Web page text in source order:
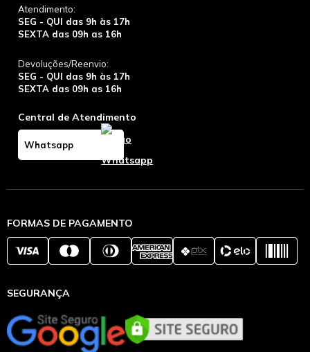
Atendimento:
SEG - QUI das 9h às 17h
SEXTA das 09h as 16h
Devoluções/Reenvio:
SEG - QUI das 9h às 17h
SEXTA das 09h as 16h
Central de Atendimento
Whatsapp
FORMAS DE PAGAMENTO
SEGURANÇA